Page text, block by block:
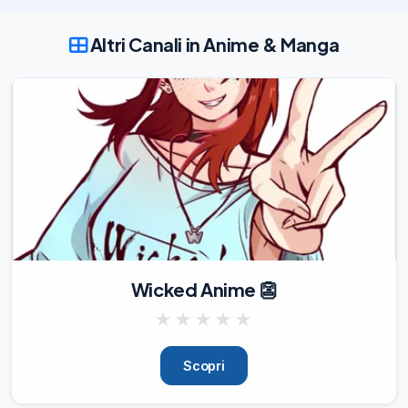
per le Stagioni 1-5 e di MGK-story per la
Keitaro Motonaga (Digimon Adventure
tri., Date A Live) sarà il regista
dell'adattamento presso lo studio A-CAT,
e Crunchyroll ha confermato i piani per lo
streaming d
21/10/24 5.77K
#News
SOLO LEVELING: RE AWAKENING -
video del trailer ufficiale
Stagione 1 + episodi in anteprima 13 e 14
La data di uscita ufficiale della stagione 2
24/10/24 6.21K
Altri Canali in Anime & Manga
Wicked Anime 👺
★ ★ ★ ★ ★
Scopri